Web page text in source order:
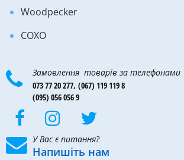
Woodpecker
COXO
Замовлення товарів за телефонами
073 77 20 277, (067) 119 119 8
(095) 056 056 9
У Вас є питання?
Напишіть нам